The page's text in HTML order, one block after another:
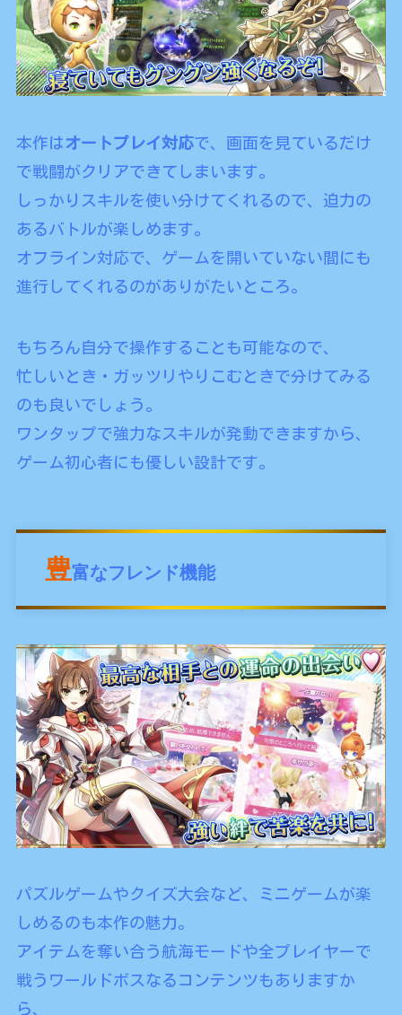
本作はオートプレイ対応で、画面を見ているだけ
で戦闘がクリアできてしまいます。
しっかりスキルを使い分けてくれるので、迫力の
あるバトルが楽しめます。
オフライン対応で、ゲームを開いていない間にも
進行してくれるのがありがたいところ。
もちろん自分で操作することも可能なので、
忙しいとき・ガッツリやりこむときで分けてみる
のも良いでしょう。
ワンタップで強力なスキルが発動できますから、
ゲーム初心者にも優しい設計です。
豊富なフレンド機能
パズルゲームやクイズ大会など、ミニゲームが楽
しめるのも本作の魅力。
アイテムを奪い合う航海モードや全プレイヤーで
戦うワールドボスなるコンテンツもありますか
ら、